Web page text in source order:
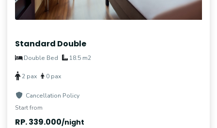
Standard Double
Double Bed 18.5 m2
2 pax 0 pax
Cancellation Policy
Start from
RP. 339.000/night